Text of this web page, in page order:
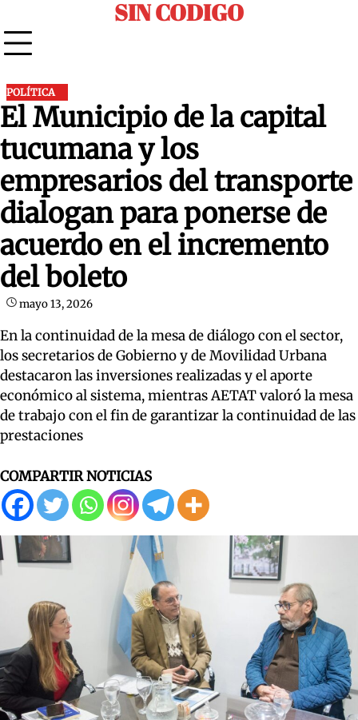
to
content
SIN CODIGO
POLÍTICA
El Municipio de la capital
tucumana y los
empresarios del transporte
dialogan para ponerse de
acuerdo en el incremento
del boleto
mayo 13, 2026
En la continuidad de la mesa de diálogo con el sector,
los secretarios de Gobierno y de Movilidad Urbana
destacaron las inversiones realizadas y el aporte
económico al sistema, mientras AETAT valoró la mesa
de trabajo con el fin de garantizar la continuidad de las
prestaciones
COMPARTIR NOTICIAS